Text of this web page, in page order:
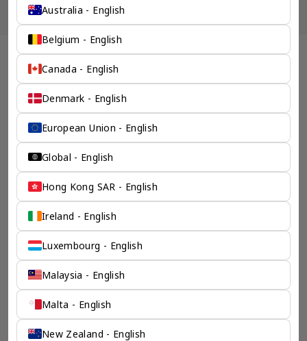
全球 会计记账 企业服务 - 奕资环球 ™（中国内地）
专注服务中小企业出海
奕资环球专为年营业额低于一千万美元的公司设计，是奕资有
限公司的零售谘询部门，专注于为寻求海外市场进入，公司注
册，资产配寘和税收策略的公司提供预算解决方案。
Australia - English
Belgium - English
Canada - English
Denmark - English
European Union - English
Global - English
Hong Kong SAR - English
Ireland - English
Luxembourg - English
Malaysia - English
Malta - English
New Zealand - English